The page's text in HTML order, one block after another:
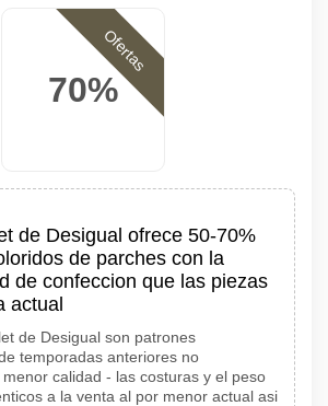
70%
Ofertas
de Desigual ofrece 50-70%
de parches con la
de confeccion que las piezas
actual
de Desigual son patrones
temporadas anteriores no
calidad - las costuras y el peso
a la venta al por menor actual asi